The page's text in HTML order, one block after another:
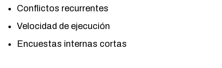
Conflictos recurrentes
Velocidad de ejecución
Encuestas internas cortas